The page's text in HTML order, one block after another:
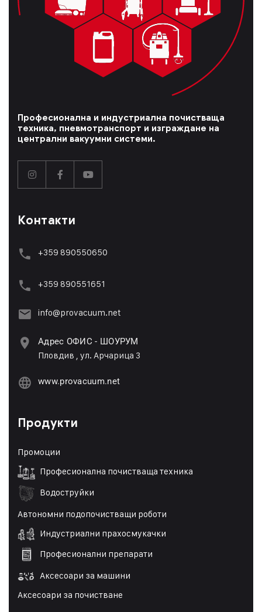
Професионална и индустриална почистваща
техника, пневмотранспорт и изграждане на
централни вакуумни системи.
Контакти
+359 890550650
+359 890551651
info@provacuum.net
Адрес ОФИС - ШОУРУМ
Пловдив , ул. Арчарица 3
www.provacuum.net
Продукти
Промоции
Професионална почистваща техника
Водоструйки
Автономни подопочистващи роботи
Индустриални прахосмукачки
Професионални препарати
Аксесоари за машини
Аксесоари за почистване